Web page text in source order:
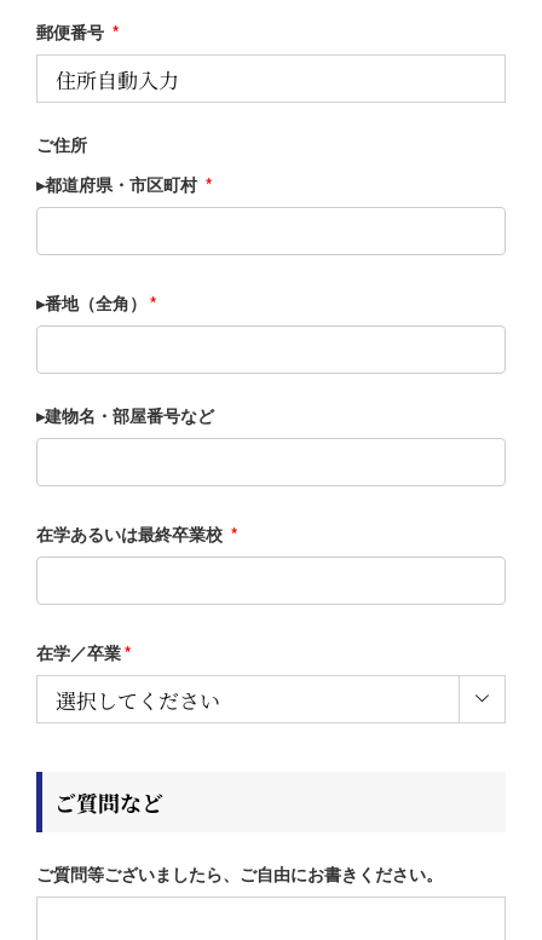
郵便番号 *
ご住所
▸都道府県・市区町村 *
▸番地（全角） *
▸建物名・部屋番号など
在学あるいは最終卒業校 *
在学／卒業*

ご質問など
ご質問等ございましたら、ご自由にお書きください。